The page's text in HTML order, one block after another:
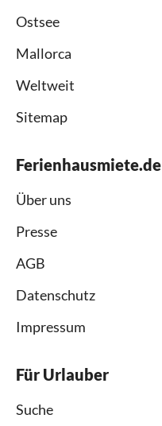
Ostsee
Mallorca
Weltweit
Sitemap
Ferienhausmiete.de
Über uns
Presse
AGB
Datenschutz
Impressum
Für Urlauber
Suche